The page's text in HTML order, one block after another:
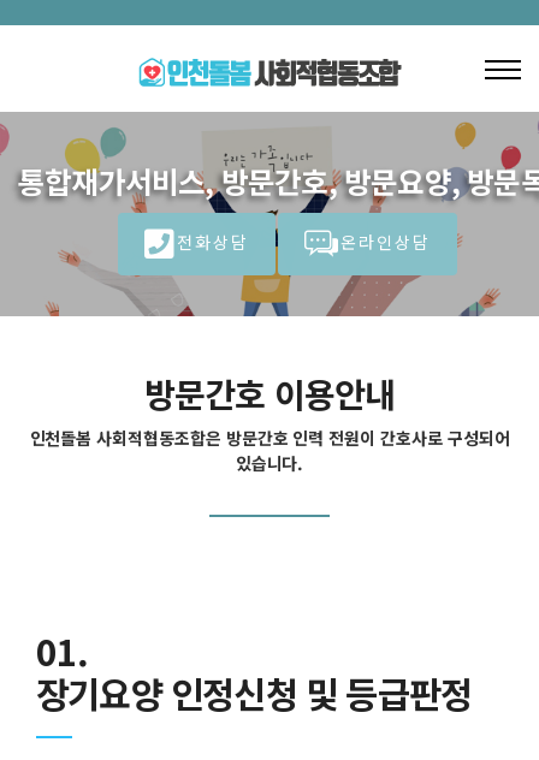
통합재가서비스, 방문간호, 방문요양, 방문
전화상담 온라인상담
방문간호 이용안내
인천돌봄 사회적협동조합은 방문간호 인력 전원이 간호사로 구성되어
있습니다.
01.
장기요양 인정신청 및 등급판정